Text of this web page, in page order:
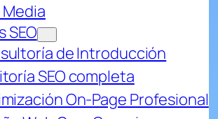
Media
SEO
de Introducción
SEO completa
On-Page Profesional